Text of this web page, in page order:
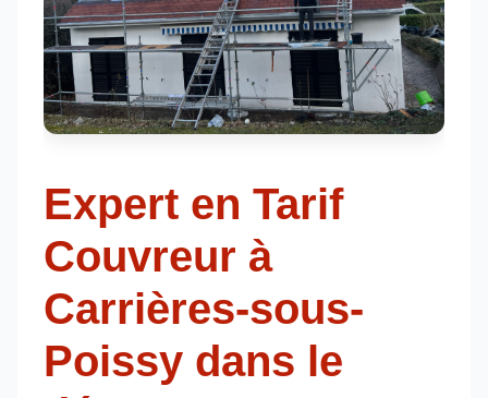
Expert en Tarif
Couvreur à
Carrières-sous-
Poissy dans le